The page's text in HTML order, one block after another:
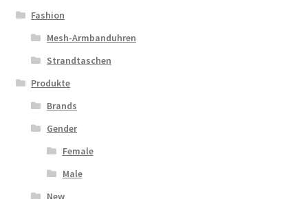
Fashion
Mesh-Armbanduhren
Strandtaschen
Produkte
Brands
Gender
Female
Male
New